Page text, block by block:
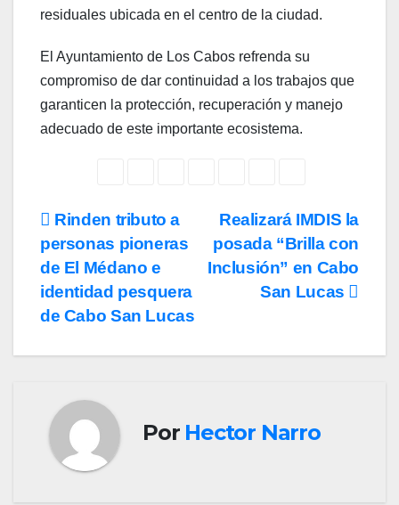
residuales ubicada en el centro de la ciudad.
El Ayuntamiento de Los Cabos refrenda su
compromiso de dar continuidad a los trabajos que
garanticen la protección, recuperación y manejo
adecuado de este importante ecosistema.
Navegación
de
entradas
Realizará IMDIS la
posada “Brilla con
Inclusión” en Cabo
San Lucas
Rinden tributo a
personas pioneras
de El Médano e
identidad pesquera
de Cabo San Lucas
Por Hector Narro